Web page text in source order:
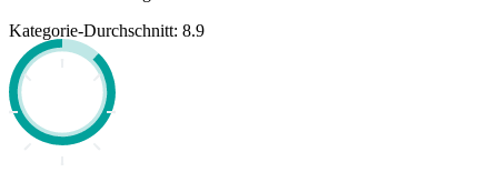
Kategorie-Durchschnitt: 8.9